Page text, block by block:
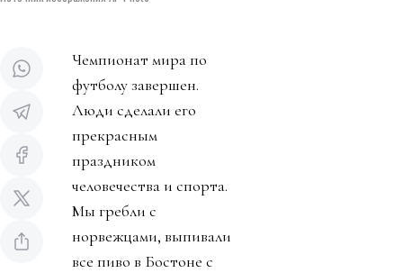
Чемпионат мира по
футболу завершен.
Люди сделали его
прекрасным
праздником
человечества и спорта.
Мы гребли с
норвежцами, выпивали
все пиво в Бостоне с